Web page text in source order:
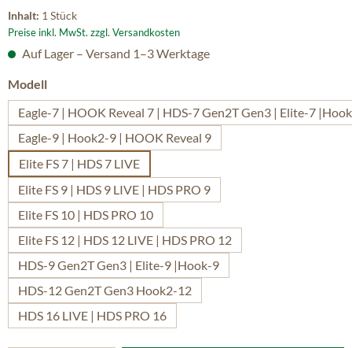
Inhalt: 1 Stück
Preise inkl. MwSt. zzgl. Versandkosten
Auf Lager – Versand 1–3 Werktage
Modellauswählen
Eagle-7 | HOOK Reveal 7 | HDS-7 Gen2T Gen3 | Elite-7
Eagle-9 | Hook2-9 | HOOK Reveal 9
Elite FS 7 | HDS 7 LIVE
Elite FS 9 | HDS 9 LIVE | HDS PRO 9
Elite FS 10 | HDS PRO 10
Elite FS 12 | HDS 12 LIVE | HDS PRO 12
HDS-9 Gen2T Gen3 | Elite-9 |Hook-9
HDS-12 Gen2T Gen3 Hook2-12
HDS 16 LIVE | HDS PRO 16